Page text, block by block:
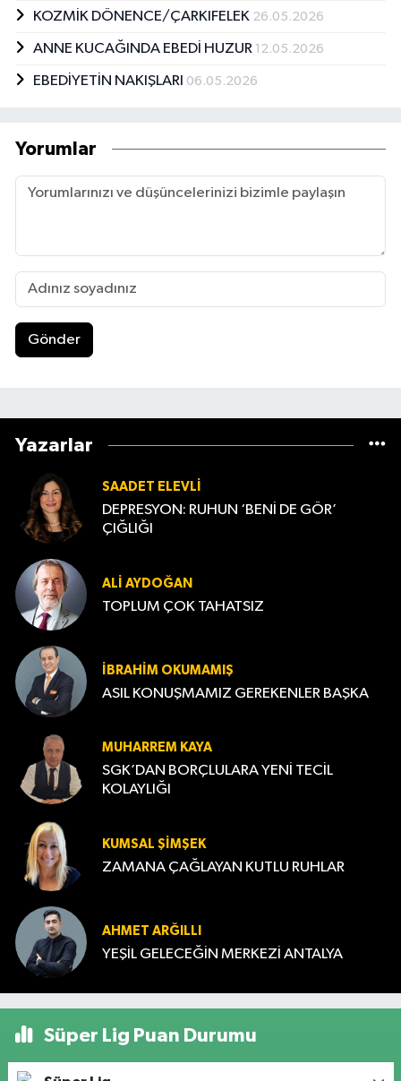
KOZMİK DÖNENCE/ÇARKIFELEK 26.05.2026
ANNE KUCAĞINDA EBEDİ HUZUR 12.05.2026
EBEDİYETİN NAKIŞLARI 06.05.2026
Yorumlar
Gönder
Yazarlar
SAADET ELEVLI
DEPRESYON: RUHUN ‘BENİ DE GÖR’
ÇIĞLIĞI
ALI AYDOĞAN
TOPLUM ÇOK TAHATSIZ
İBRAHIM OKUMAMIŞ
ASIL KONUŞMAMIZ GEREKENLER BAŞKA
MUHARREM KAYA
SGK’DAN BORÇLULARA YENİ TECİL
KOLAYLIĞI
KUMSAL ŞIMŞEK
ZAMANA ÇAĞLAYAN KUTLU RUHLAR
AHMET ARĞILLI
YEŞİL GELECEĞİN MERKEZİ ANTALYA
Süper Lig Puan Durumu